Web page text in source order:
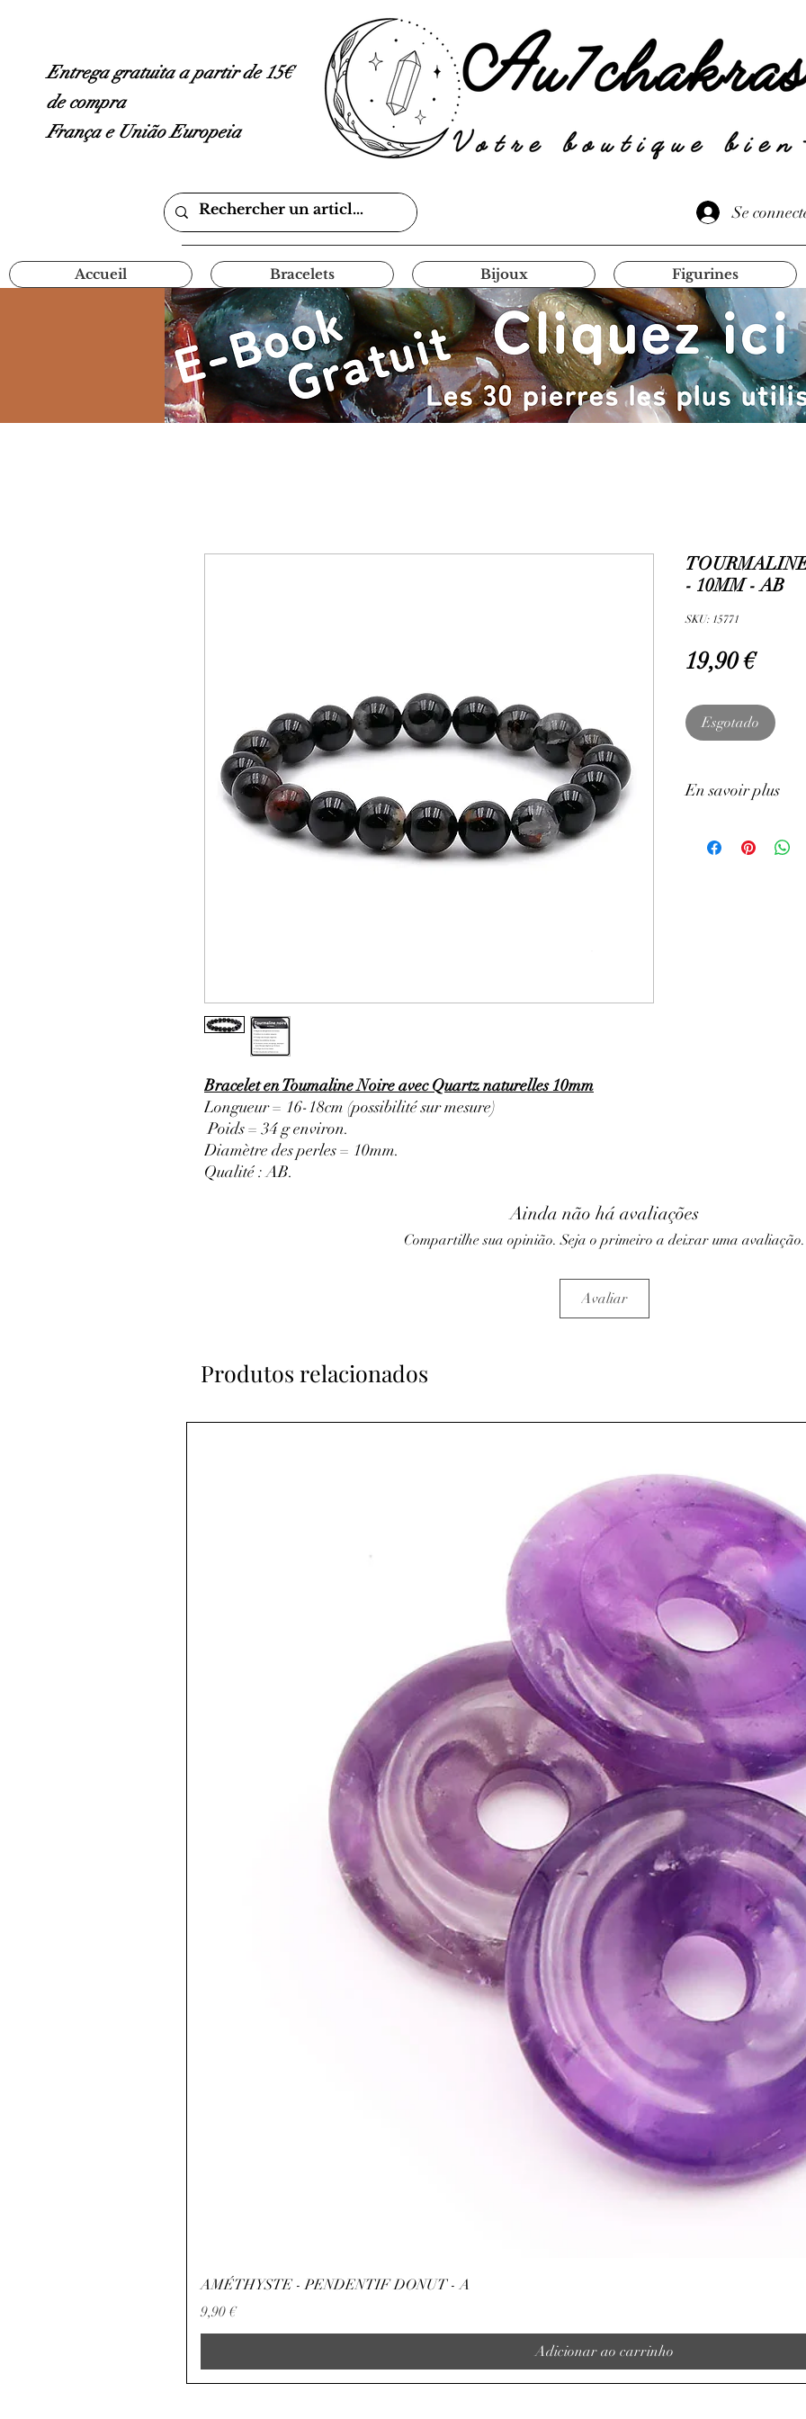
Entrega gratuita a partir de 15€
de compra
França e União Europeia
Se
Accueil Bracelets Bijoux Figurines
Bracelet en Toumaline Noire avec Quartz naturelles 10mm
Longueur = 16-18cm (possibilité sur mesure)
Poids = 34 g environ.
Diamètre des perles = 10mm.
Qualité : AB.
- 10MM - AB
SKU: 15771
19,90 €Preço
Esgotado
En savoir plus
n'exclut en aucun
Ainda não há avaliações
Compartilhe sua opinião. Seja o primeiro a deixar uma avaliação.
Avaliar
Produtos relacionados
AMÉTHYSTE - PENDENTIF DONUT - A
Preço
9,90 €
Adicionar ao carrinho